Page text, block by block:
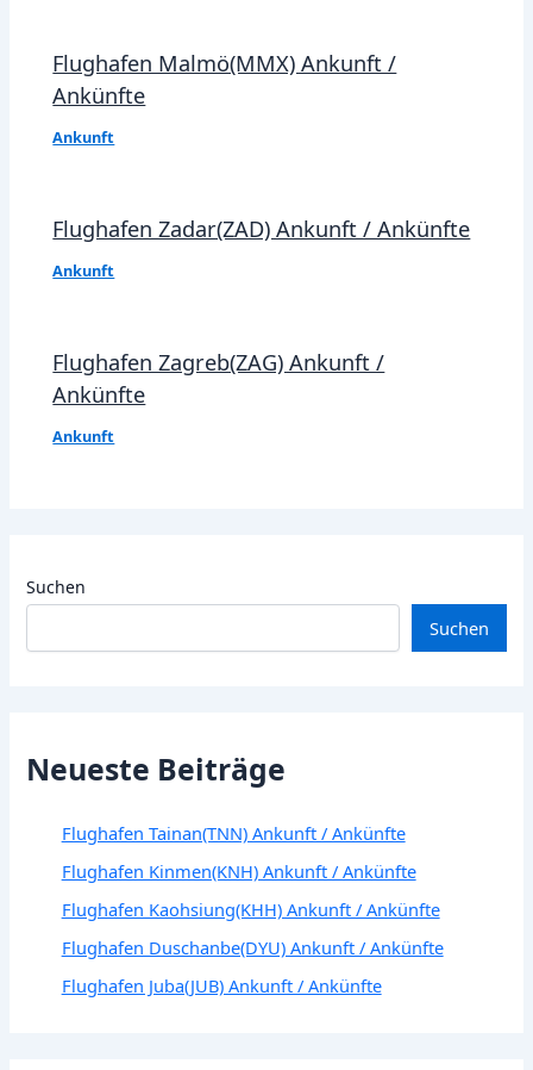
Flughafen Malmö(MMX) Ankunft /
Ankünfte
Ankunft
Flughafen Zadar(ZAD) Ankunft / Ankünfte
Ankunft
Flughafen Zagreb(ZAG) Ankunft /
Ankünfte
Ankunft
Suchen
Suchen
Neueste Beiträge
Flughafen Tainan(TNN) Ankunft / Ankünfte
Flughafen Kinmen(KNH) Ankunft / Ankünfte
Flughafen Kaohsiung(KHH) Ankunft / Ankünfte
Flughafen Duschanbe(DYU) Ankunft / Ankünfte
Flughafen Juba(JUB) Ankunft / Ankünfte